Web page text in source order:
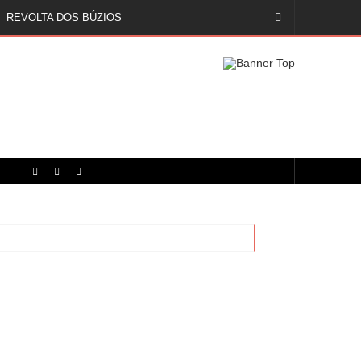
REVOLTA DOS BÚZIOS